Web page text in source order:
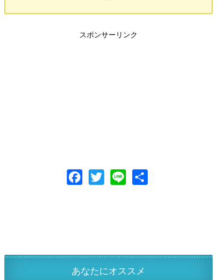
スポンサーリンク
F
o
k
T
Li 共
あなたにオススメ